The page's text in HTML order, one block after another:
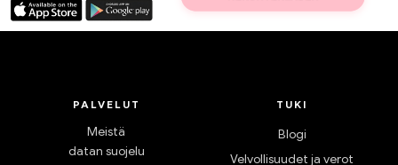
PALVELUT
Meistä
datan suojelu
TUKI
Blogi
Velvollisuudet ja verot